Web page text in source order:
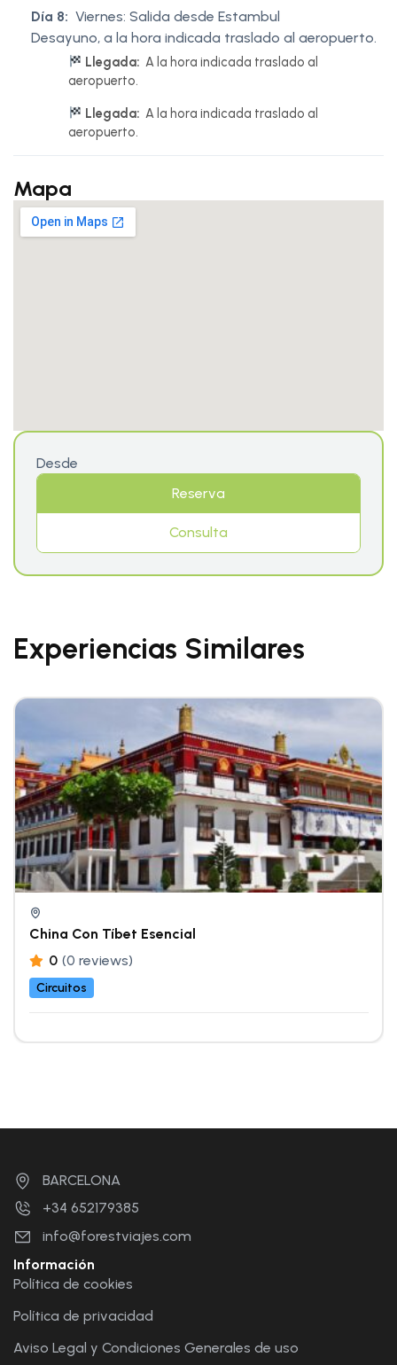
Día 8: Viernes: Salida desde Estambul
Desayuno, a la hora indicada traslado al aeropuerto.
Llegada: A la hora indicada traslado al
aeropuerto.
Llegada: A la hora indicada traslado al
aeropuerto.
Mapa
Desde
Reserva
Consulta
Experiencias Similares
China Con Tíbet Esencial
0 (0 reviews)
Circuitos
BARCELONA
+34 652179385
info@forestviajes.com
Información
Política de cookies
Política de privacidad
Aviso Legal y Condiciones Generales de uso